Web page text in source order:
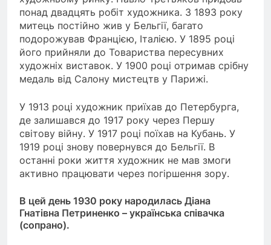
понад двадцять робіт художника. З 1893 року
митець постійно жив у Бельгії, багато
подорожував Францією, Італією. У 1895 році
його прийняли до Товариства пересувних
художніх виставок. У 1900 році отримав срібну
медаль від Салону мистецтв у Парижі.
У 1913 році художник приїхав до Петербурга,
де залишався до 1917 року через Першу
світову війну. У 1917 році поїхав на Кубань. У
1919 році знову повернувся до Бельгії. В
останні роки життя художник не мав змоги
активно працювати через погіршення зору.
В цей день 1930 року народилась Діана
Гнатівна Петриненко – українська співачка
(сопрано).